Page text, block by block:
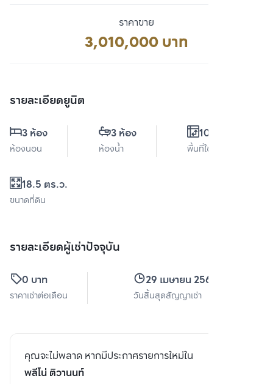
ราคาขาย
3,010,000 บาท
รายละเอียดยูนิต
3 ห้อง
ห้องนอน
3 ห้อง
ห้องน้ำ
109 ตร.ม.
พื้นที่ใช้สอย
18.5 ตร.ว.
ขนาดที่ดิน
รายละเอียดผู้เช่าปัจจุบัน
0 บาท
ราคาเช่าต่อเดือน
29 เมษายน 2568
วันสิ้นสุดสัญญาเช่า
คุณจะไม่พลาด หากมีประกาศรายการใหม่ใน
พลีโน่ ติวานนท์